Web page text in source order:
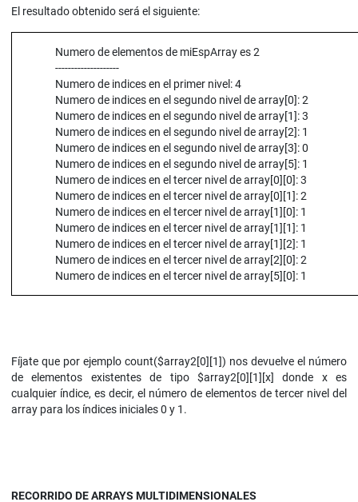
El resultado obtenido será el siguiente:
Numero de elementos de miEspArray es 2
--------------------
Numero de indices en el primer nivel: 4
Numero de indices en el segundo nivel de array[0]: 2
Numero de indices en el segundo nivel de array[1]: 3
Numero de indices en el segundo nivel de array[2]: 1
Numero de indices en el segundo nivel de array[3]: 0
Numero de indices en el segundo nivel de array[5]: 1
Numero de indices en el tercer nivel de array[0][0]: 3
Numero de indices en el tercer nivel de array[0][1]: 2
Numero de indices en el tercer nivel de array[1][0]: 1
Numero de indices en el tercer nivel de array[1][1]: 1
Numero de indices en el tercer nivel de array[1][2]: 1
Numero de indices en el tercer nivel de array[2][0]: 2
Numero de indices en el tercer nivel de array[5][0]: 1
Fíjate que por ejemplo count($array2[0][1]) nos devuelve el número
de elementos existentes de tipo $array2[0][1][x] donde x es
cualquier índice, es decir, el número de elementos de tercer nivel del
array para los índices iniciales 0 y 1.
RECORRIDO DE ARRAYS MULTIDIMENSIONALES